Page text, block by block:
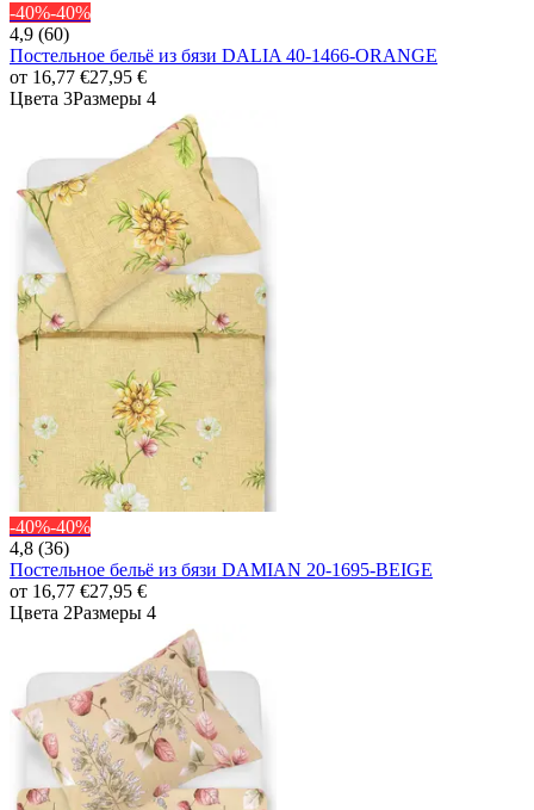
-40%-40%
4,9 (60)
Постельное бельё из бязи DALIA 40-1466-ORANGE
от 16,77 €27,95 €
Цвета 3Размеры 4
-40%-40%
4,8 (36)
Постельное бельё из бязи DAMIAN 20-1695-BEIGE
от 16,77 €27,95 €
Цвета 2Размеры 4